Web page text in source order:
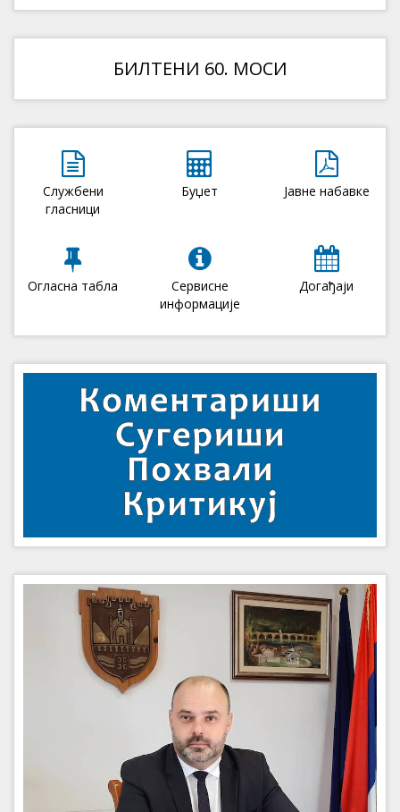
БИЛТЕНИ 60. МОСИ
Службени
гласници
Буџет Јавне набавке
Огласна табла
Сервисне
информације
Догађаји